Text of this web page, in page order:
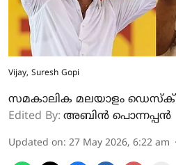
Vijay, Suresh Gopi
സമകാലിക മലയാളം ഡെസ്ക്
Edited By: അബിന്‍ പൊന്നപ്പന്‍
Updated on: 27 May 2026, 6:22 am